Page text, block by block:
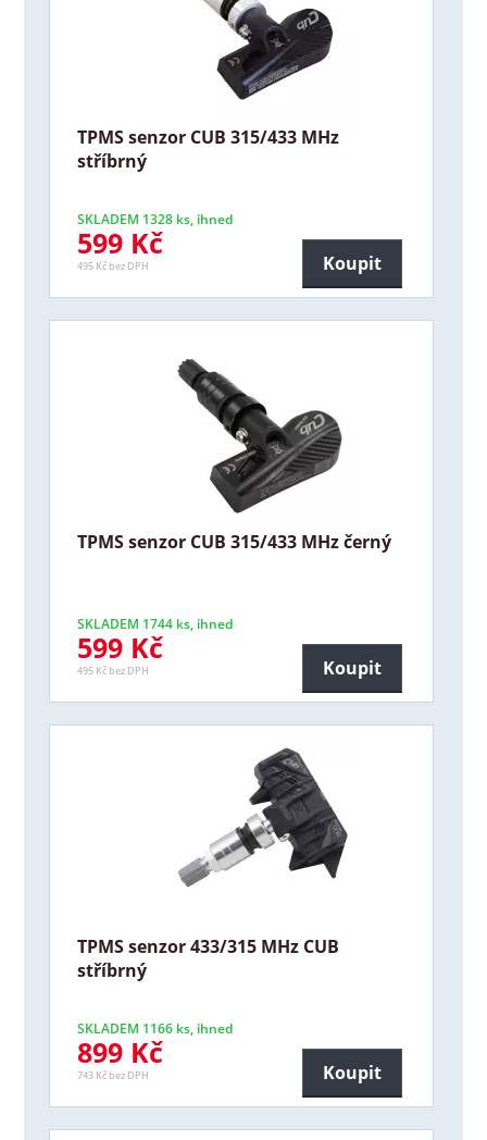
TPMS senzor CUB 315/433 MHz
stříbrný
SKLADEM 1328 ks, ihned
599 Kč
495 Kč bez DPH Koupit
TPMS senzor CUB 315/433 MHz černý
SKLADEM 1744 ks, ihned
599 Kč
495 Kč bez DPH Koupit
TPMS senzor 433/315 MHz CUB
stříbrný
SKLADEM 1166 ks, ihned
899 Kč
743 Kč bez DPH Koupit